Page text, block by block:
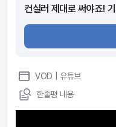
VOD | 유튜브
한줄평 내용